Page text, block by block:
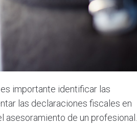
importante identificar las
las declaraciones fiscales en
asesoramiento de un profesional.